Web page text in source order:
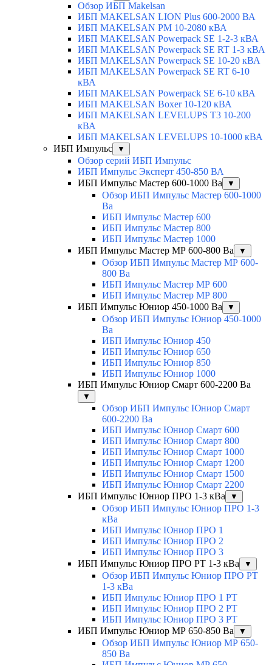
Обзор ИБП Makelsan
ИБП MAKELSAN LION Plus 600-2000 ВА
ИБП MAKELSAN PM 10-2080 кВА
ИБП MAKELSAN Powerpack SE 1-2-3 кВА
ИБП MAKELSAN Powerpack SE RT 1-3 кВА
ИБП MAKELSAN Powerpack SE 10-20 кВА
ИБП MAKELSAN Powerpack SE RT 6-10
кВА
ИБП MAKELSAN Powerpack SE 6-10 кВА
ИБП MAKELSAN Boxer 10-120 кВА
ИБП MAKELSAN LEVELUPS T3 10-200
кВА
ИБП MAKELSAN LEVELUPS 10-1000 кВА
ИБП Импульс
▼
Обзор серий ИБП Импульс
ИБП Импульс Эксперт 450-850 ВА
ИБП Импульс Мастер 600-1000 Ва
▼
Обзор ИБП Импульс Мастер 600-1000
Ва
ИБП Импульс Мастер 600
ИБП Импульс Мастер 800
ИБП Импульс Мастер 1000
ИБП Импульс Мастер МР 600-800 Ва
▼
Обзор ИБП Импульс Мастер МР 600-
800 Ва
ИБП Импульс Мастер МР 600
ИБП Импульс Мастер МР 800
ИБП Импульс Юниор 450-1000 Ва
▼
Обзор ИБП Импульс Юниор 450-1000
Ва
ИБП Импульс Юниор 450
ИБП Импульс Юниор 650
ИБП Импульс Юниор 850
ИБП Импульс Юниор 1000
ИБП Импульс Юниор Смарт 600-2200 Ва
▼
Обзор ИБП Импульс Юниор Смарт
600-2200 Ва
ИБП Импульс Юниор Смарт 600
ИБП Импульс Юниор Смарт 800
ИБП Импульс Юниор Смарт 1000
ИБП Импульс Юниор Смарт 1200
ИБП Импульс Юниор Смарт 1500
ИБП Импульс Юниор Смарт 2200
ИБП Импульс Юниор ПРО 1-3 кВа
▼
Обзор ИБП Импульс Юниор ПРО 1-3
кВа
ИБП Импульс Юниор ПРО 1
ИБП Импульс Юниор ПРО 2
ИБП Импульс Юниор ПРО 3
ИБП Импульс Юниор ПРО РТ 1-3 кВа
▼
Обзор ИБП Импульс Юниор ПРО РТ
1-3 кВа
ИБП Импульс Юниор ПРО 1 РТ
ИБП Импульс Юниор ПРО 2 РТ
ИБП Импульс Юниор ПРО 3 РТ
ИБП Импульс Юниор МР 650-850 Ва
▼
Обзор ИБП Импульс Юниор МР 650-
850 Ва